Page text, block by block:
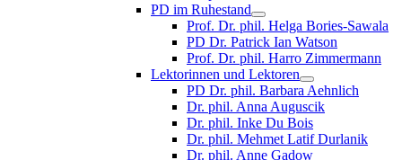
PD im Ruhestand
Prof. Dr. phil. Helga Bories-Sawala
PD Dr. Patrick Ian Watson
Prof. Dr. phil. Harro Zimmermann
Lektorinnen und Lektoren
PD Dr. phil. Barbara Aehnlich
Dr. phil. Anna Auguscik
Dr. phil. Inke Du Bois
Dr. phil. Mehmet Latif Durlanik
Dr. phil. Anne Gadow